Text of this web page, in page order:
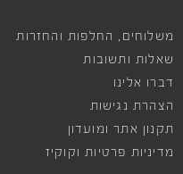
משלוחים , החלפות והחזרות
שאלות ותשובות
דברו אלינו
הצהרת נגישות
תקנון אתר ומועדון
מדיניות פרטיות וקוקיז